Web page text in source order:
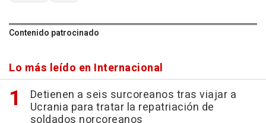
Contenido patrocinado
Lo más leído en Internacional
Detienen a seis surcoreanos tras viajar a
Ucrania para tratar la repatriación de